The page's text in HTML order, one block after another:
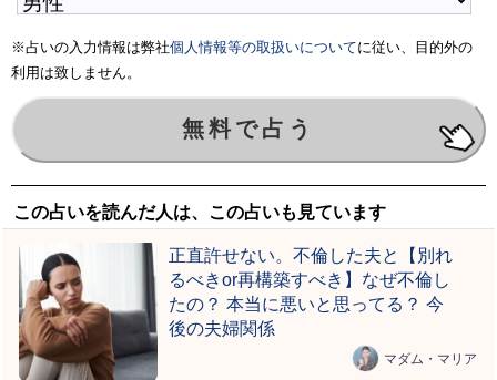
※占いの入力情報は弊社個人情報等の取扱いについてに従い、目的外の
利用は致しません。
この占いを読んだ人は、この占いも見ています
正直許せない。不倫した夫と【別れ
るべきor再構築すべき】なぜ不倫し
たの？ 本当に悪いと思ってる？ 今
後の夫婦関係
マダム・マリア